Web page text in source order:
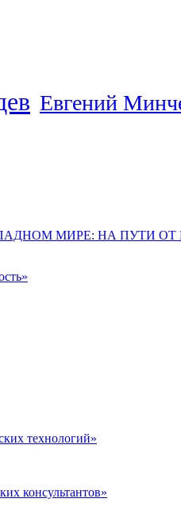
Евгений
МИРЕ: НА ПУТИ
технологий»
консультантов»